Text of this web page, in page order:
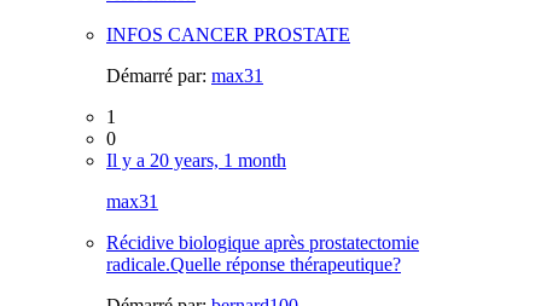
INFOS CANCER PROSTATE
Démarré par: max31
1
0
Il y a 20 years, 1 month
max31
Récidive biologique après prostatectomie
radicale.Quelle réponse thérapeutique?